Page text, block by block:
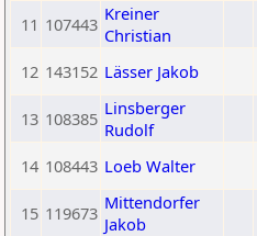
11 107443 Kreiner
Christian
12 143152 Lässer Jakob
13 108385 Linsberger
Rudolf
14 108443 Loeb Walter
15 119673 Mittendorfer
Jakob